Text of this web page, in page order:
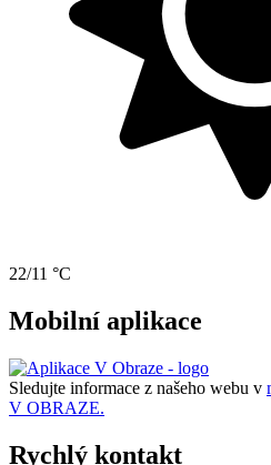
22/11 °C
Mobilní aplikace
Sledujte informace z našeho webu v
V OBRAZE.
Rychlý kontakt